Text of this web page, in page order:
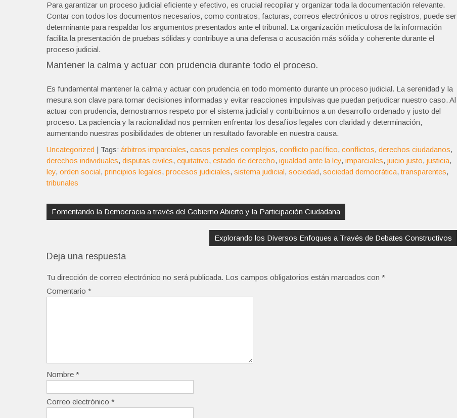
Para garantizar un proceso judicial eficiente y efectivo, es crucial recopilar y organizar toda la documentación relevante.
Contar con todos los documentos necesarios, como contratos, facturas, correos electrónicos u otros registros, puede ser
determinante para respaldar los argumentos presentados ante el tribunal. La organización meticulosa de la información
facilita la presentación de pruebas sólidas y contribuye a una defensa o acusación más sólida y coherente durante el
proceso judicial.
Mantener la calma y actuar con prudencia durante todo el proceso.
Es fundamental mantener la calma y actuar con prudencia en todo momento durante un proceso judicial. La serenidad y la
mesura son clave para tomar decisiones informadas y evitar reacciones impulsivas que puedan perjudicar nuestro caso. Al
actuar con prudencia, demostramos respeto por el sistema judicial y contribuimos a un desarrollo ordenado y justo del
proceso. La paciencia y la racionalidad nos permiten enfrentar los desafíos legales con claridad y determinación,
aumentando nuestras posibilidades de obtener un resultado favorable en nuestra causa.
Uncategorized | Tags: árbitros imparciales, casos penales complejos, conflicto pacífico, conflictos, derechos ciudadanos,
derechos individuales, disputas civiles, equitativo, estado de derecho, igualdad ante la ley, imparciales, juicio justo, justicia,
ley, orden social, principios legales, procesos judiciales, sistema judicial, sociedad, sociedad democrática,transparentes,
tribunales
de
entradas
Fomentando la Democracia a través del Gobierno Abierto y la Participación Ciudadana
Explorando los Diversos Enfoques a Través de Debates Constructivos
Deja una respuesta
Tu dirección de correo electrónico no será publicada. Los campos obligatorios están marcados con *
Comentario *
Nombre *
Correo electrónico *